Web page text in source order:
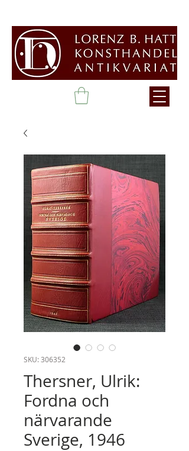
SKU: 306352
Thersner, Ulrik:
Fordna och
närvarande
Sverige, 1946